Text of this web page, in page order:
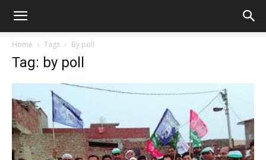
Home Tags By poll
Tag: by poll